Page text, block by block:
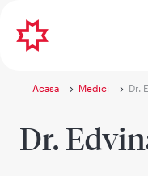
Acasa Medici Dr.
Dr.